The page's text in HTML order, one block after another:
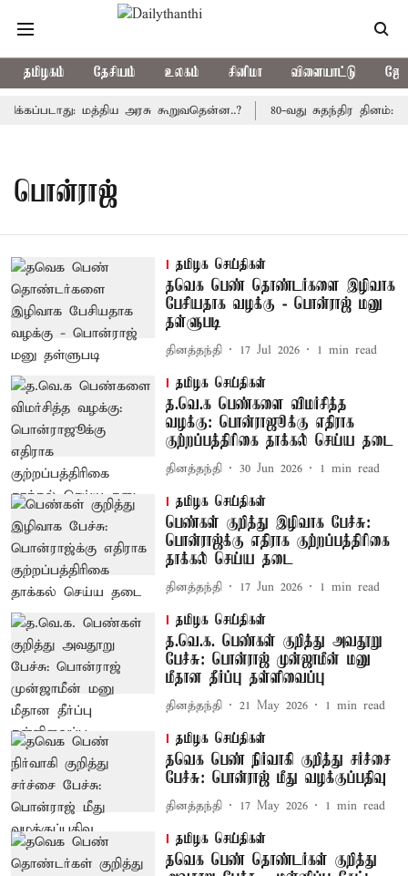
தமிழகம் தேசியம் உலகம் சினிமா விளையாட்டு
மத்திய அரசு கூறுவதென்ன..? 80-வது சுதந்திர
பொன்ராஜ்
தமிழக செய்திகள்
தவெக பெண் தொண்டர்களை இழிவாக
பேசியதாக வழக்கு - பொன்ராஜ் மனு
தள்ளுபடி
தினத்தந்தி 17 Jul 2026 1 min read
தமிழக செய்திகள்
த.வெ.க பெண்களை விமர்சித்த
வழக்கு: பொன்ராஜூக்கு எதிராக
குற்றப்பத்திரிகை தாக்கல் செய்ய தடை
தினத்தந்தி 30 Jun 2026 1 min read
தமிழக செய்திகள்
பெண்கள் குறித்து இழிவாக பேச்சு:
பொன்ராஜ்க்கு எதிராக குற்றப்பத்திரிகை
தாக்கல் செய்ய தடை
தினத்தந்தி 17 Jun 2026 1 min read
தமிழக செய்திகள்
த.வெ.க. பெண்கள் குறித்து அவதூறு
பேச்சு: பொன்ராஜ் முன்ஜாமீன் மனு
மீதான தீர்ப்பு தள்ளிவைப்பு
தினத்தந்தி 21 May 2026 1 min read
தமிழக செய்திகள்
தவெக பெண் நிர்வாகி குறித்து சர்ச்சை
பேச்சு: பொன்ராஜ் மீது வழக்குப்பதிவு
தினத்தந்தி 17 May 2026 1 min read
தமிழக செய்திகள்
தவெக பெண் தொண்டர்கள் குறித்து